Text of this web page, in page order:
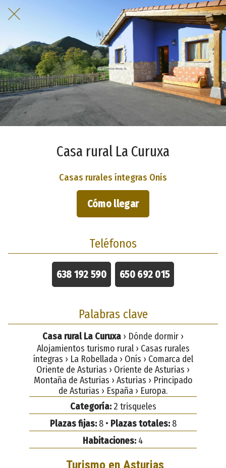
Casa rural La Curuxa
Casas rurales íntegras Onís
Cómo llegar
Teléfonos
638 192 590 650 692 015
Palabras clave
Casa rural La Curuxa › Dónde dormir ›
Alojamientos turismo rural › Casas rurales
íntegras › La Robellada › Onís › Comarca del
Oriente de Asturias › Oriente de Asturias ›
Montaña de Asturias › Asturias › Principado
de Asturias › España › Europa.
Categoría:2 trisqueles
Plazas fijas:8 • Plazas totales:8
Habitaciones: 4